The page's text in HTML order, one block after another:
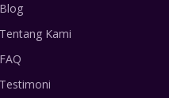
Blog
Tentang Kami
FAQ
Testimoni